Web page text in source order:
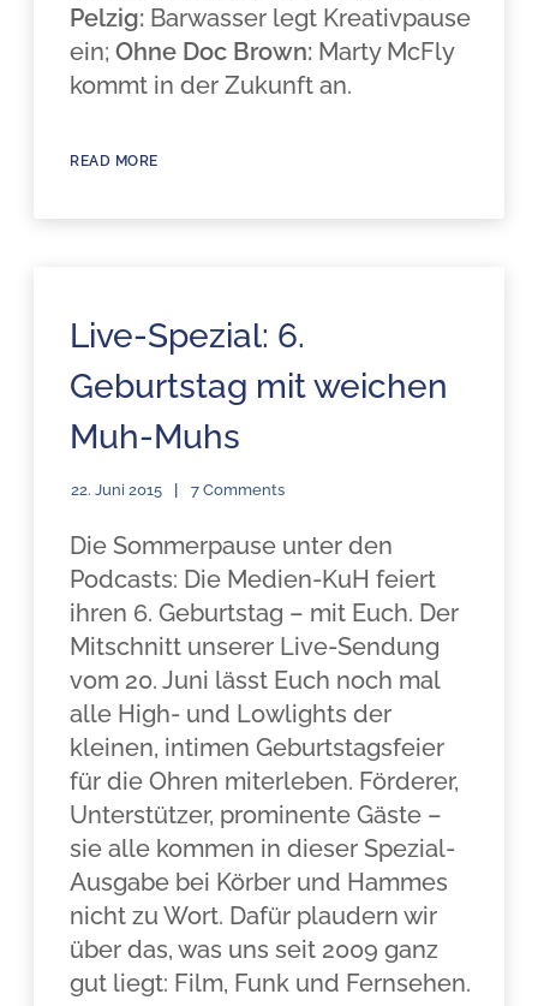
Pelzig: Barwasser legt Kreativpause
ein;Ohne Doc Brown: Marty McFly
kommt in der Zukunft an.
READ MORE
Live-Spezial: 6.
Geburtstag mit weichen
Muh-Muhs
22. Juni 2015 7 Comments
Die Sommerpause unter den
Podcasts: Die Medien-KuH feiert
ihren 6. Geburtstag – mit Euch. Der
Mitschnitt unserer Live-Sendung
vom 20. Juni lässt Euch noch mal
alle High- und Lowlights der
kleinen, intimen Geburtstagsfeier
für die Ohren miterleben. Förderer,
Unterstützer, prominente Gäste –
sie alle kommen in dieser Spezial-
Ausgabe bei Körber und Hammes
nicht zu Wort. Dafür plaudern wir
über das, was uns seit 2009 ganz
gut liegt: Film, Funk und Fernsehen.